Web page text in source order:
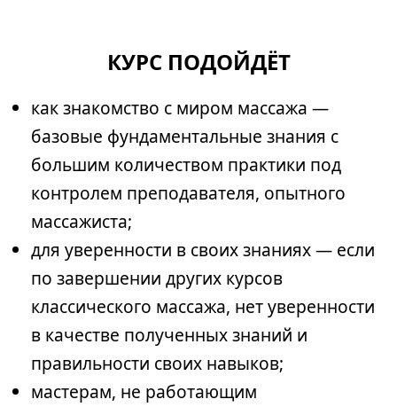
КУРС ПОДОЙДЁТ
как знакомство с миром массажа —
базовые фундаментальные знания с
большим количеством практики под
контролем преподавателя, опытного
массажиста;
для уверенности в своих знаниях — если
по завершении других курсов
классического массажа, нет уверенности
в качестве полученных знаний и
правильности своих навыков;
мастерам, не работающим